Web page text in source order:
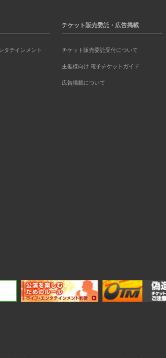
タテインメント
チケット販売委託・広告掲載
チケット販売委託受付について
主催様向け 電子チケットガイド
広告掲載について